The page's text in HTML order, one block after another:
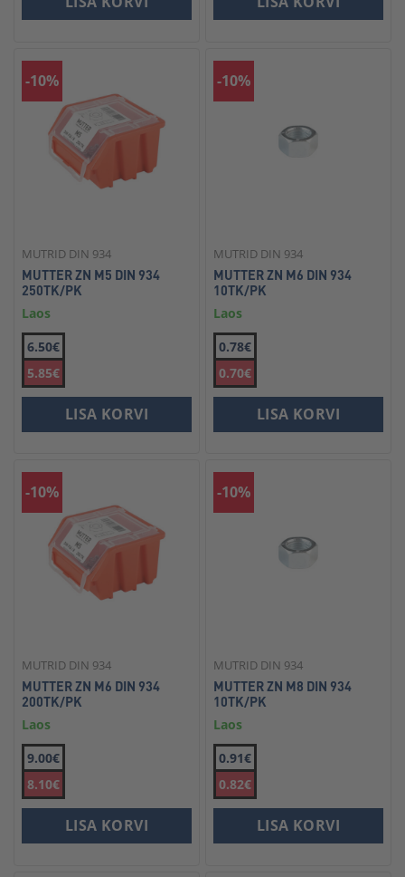
-10%
MUTRID DIN 934
MUTTER ZN M5 DIN 934
250TK/PK
Laos
6.50€
5.85€
LISA KORVI
-10%
MUTRID DIN 934
MUTTER ZN M6 DIN 934
10TK/PK
Laos
0.78€
0.70€
LISA KORVI
-10%
MUTRID DIN 934
MUTTER ZN M6 DIN 934
200TK/PK
Laos
9.00€
8.10€
LISA KORVI
-10%
MUTRID DIN 934
MUTTER ZN M8 DIN 934
10TK/PK
Laos
0.91€
0.82€
LISA KORVI